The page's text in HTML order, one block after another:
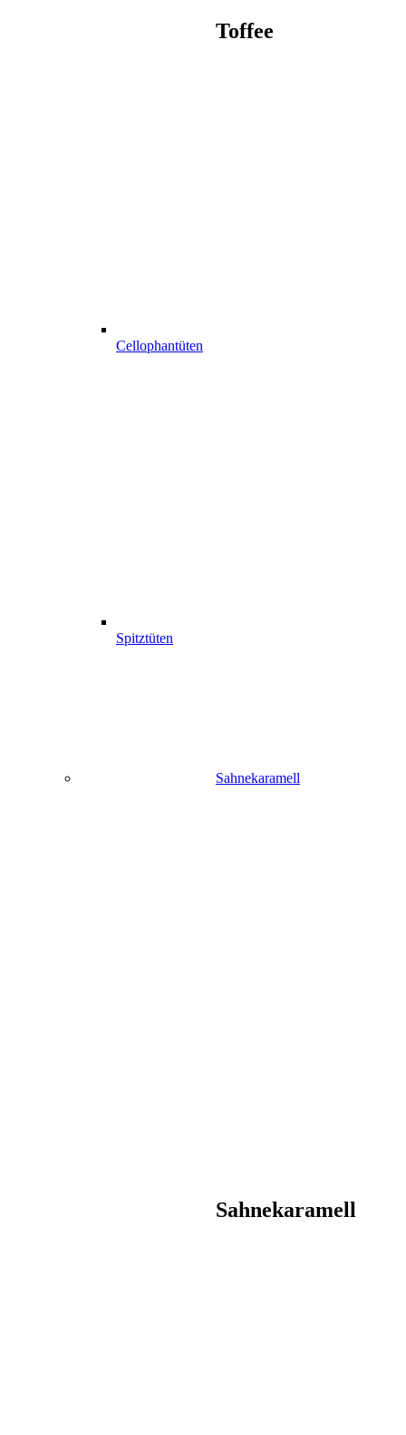
Toffee
Cellophantüten
Spitztüten
Sahnekaramell
Sahnekaramell